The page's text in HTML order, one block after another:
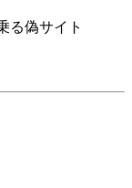
る偽サイト